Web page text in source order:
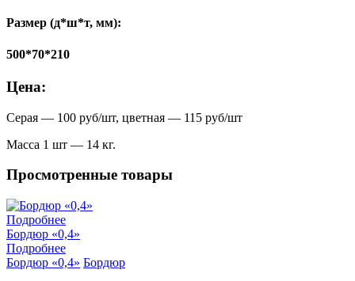
Размер (д*ш*т, мм):
500*70*210
Цена:
Серая — 100 руб/шт, цветная — 115 руб/шт
Масса 1 шт — 14 кг.
Просмотренные товары
Подробнее
Бордюр «0,4»
Подробнее
Бордюр «0,4» Бордюр